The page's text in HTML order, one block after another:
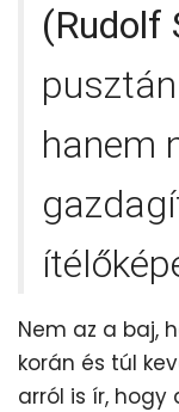
(Rudolf
hanem
Nem az a baj,
korán és túl
arról is ír, hogy